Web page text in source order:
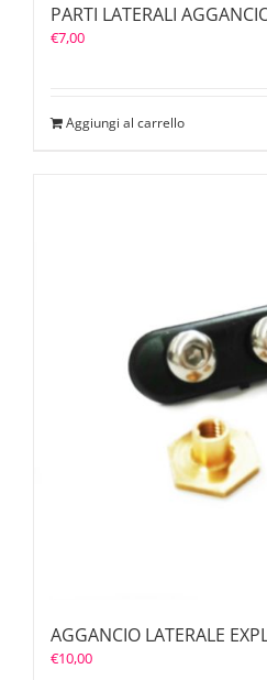
PARTI LATERALI
€7,00
Aggiungi al carrello
AGGANCIO LATERALE
€10,00